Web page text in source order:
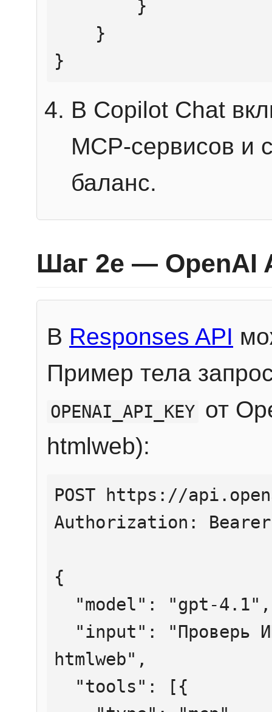
}
В Copilot Chat
MCP-сервисов и
баланс.
Шаг 2e — OpenAI
В Responses API
Пример тела
OPENAI_API_KEY от
htmlweb):
POST https://
Authorization:
{
htmlweb",